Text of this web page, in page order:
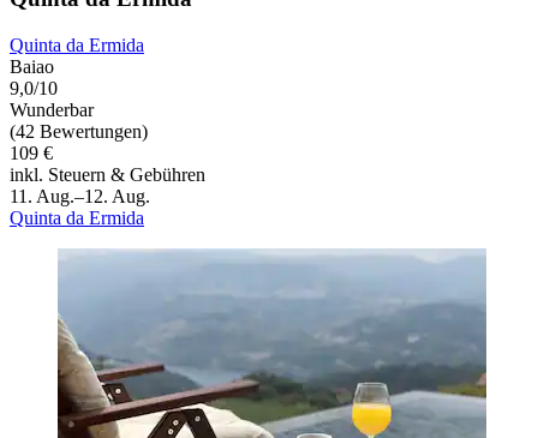
Quinta da Ermida
Baiao
9,0/10
Wunderbar
(42 Bewertungen)
109 €
inkl. Steuern & Gebühren
11. Aug.–12. Aug.
Quinta da Ermida